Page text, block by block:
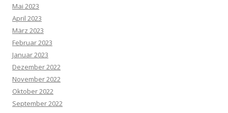
Mai 2023
April 2023
März 2023
Februar 2023
Januar 2023
Dezember 2022
November 2022
Oktober 2022
September 2022